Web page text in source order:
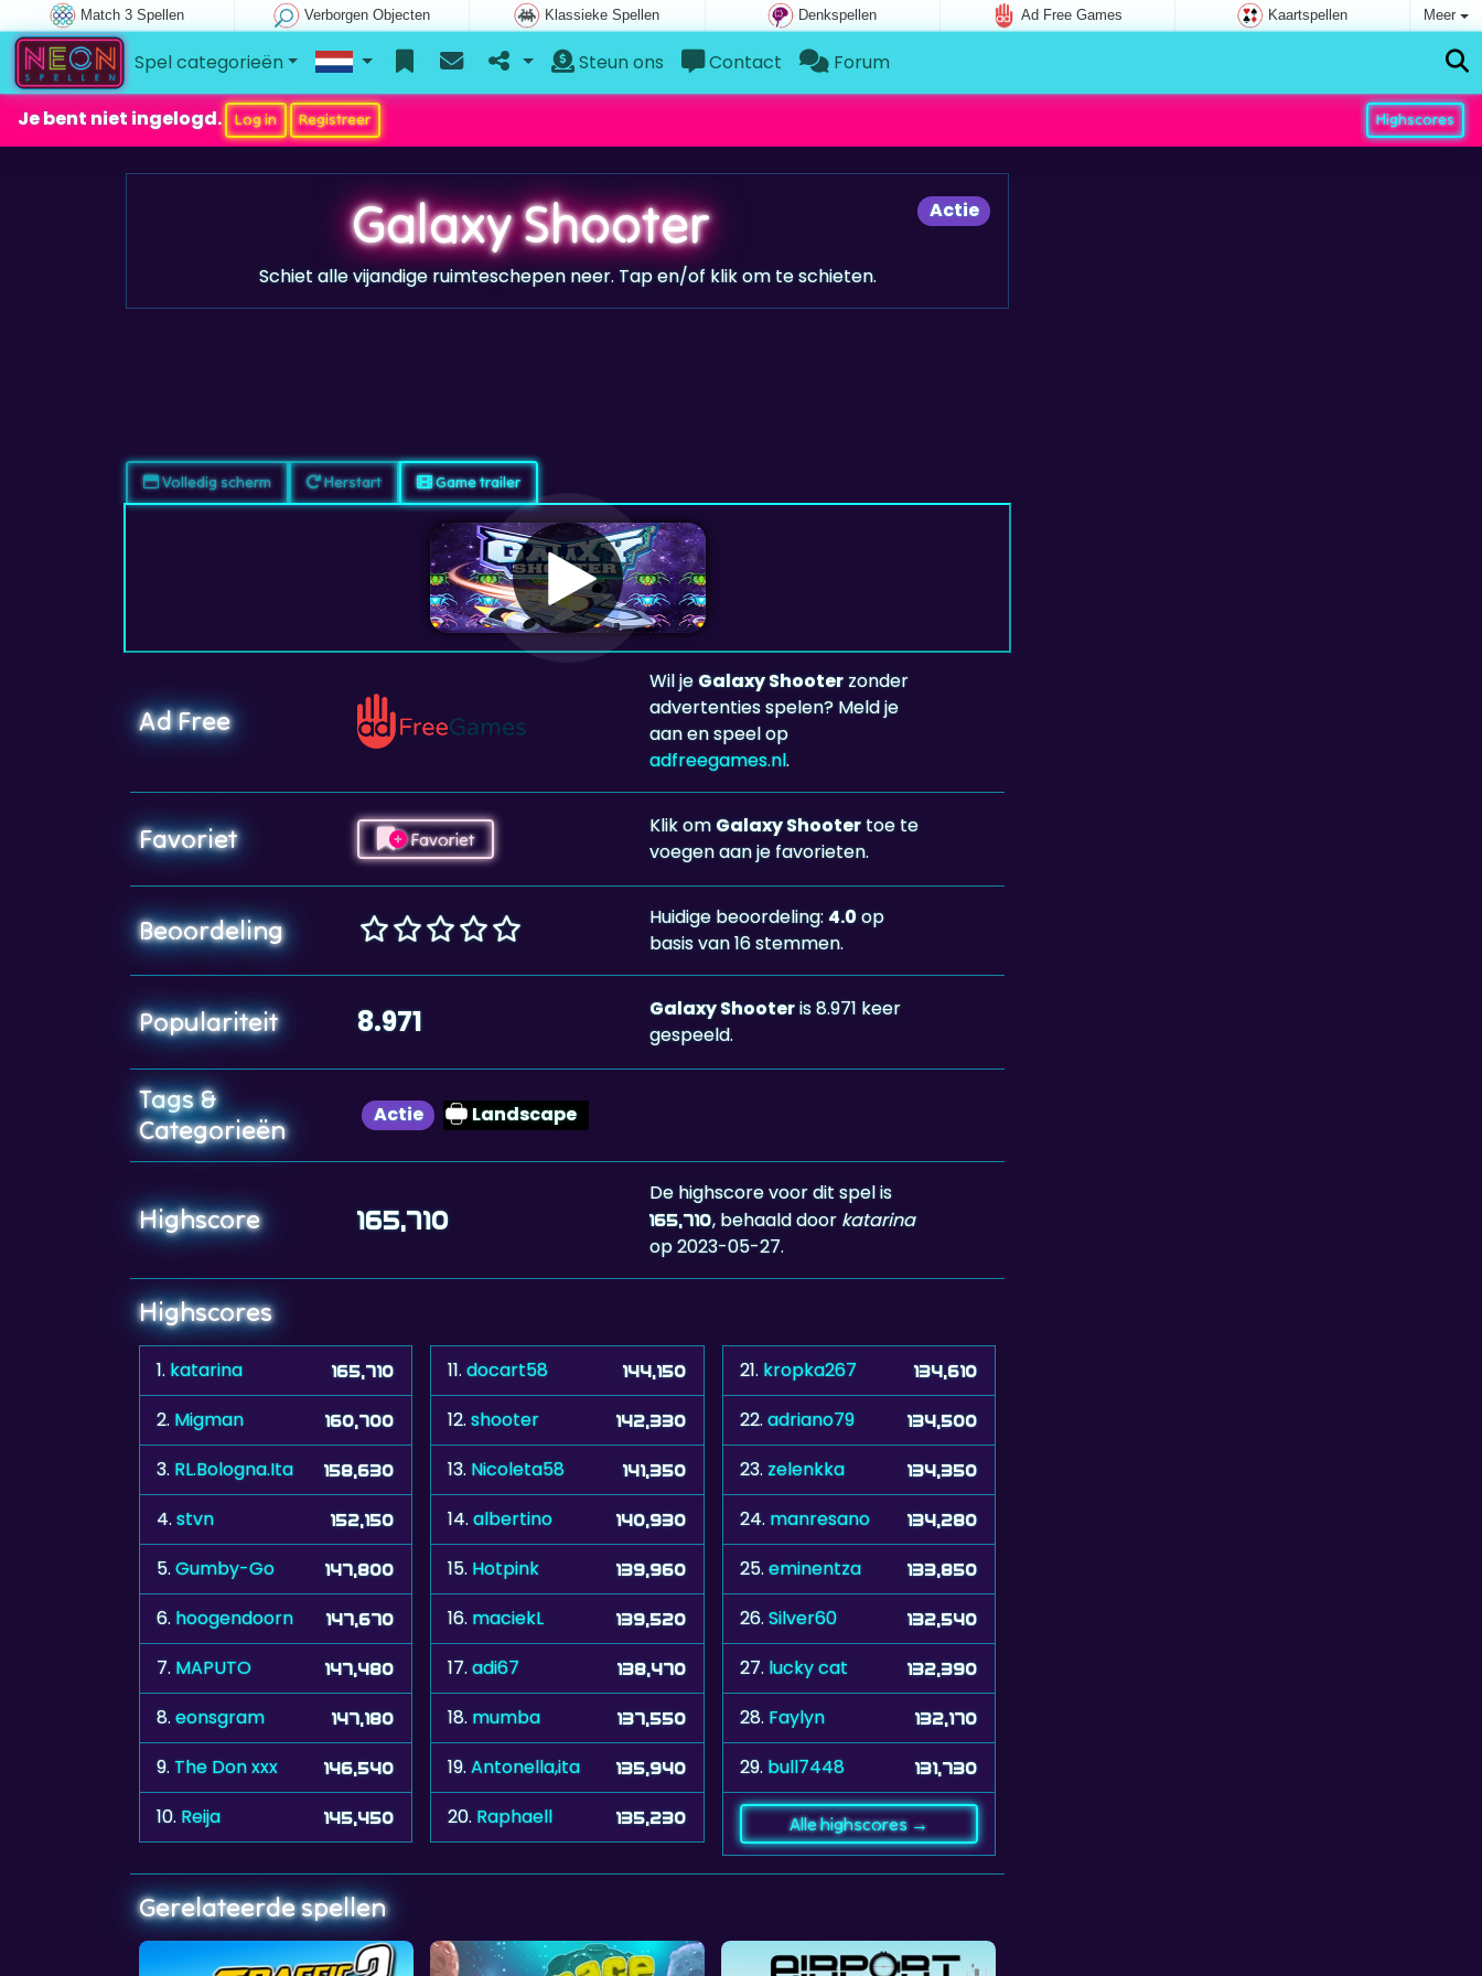
Match 3 Spellen Verborgen Objecten Klassieke Spellen Denkspellen Ad Free Games Kaartspellen Meer
Spel categorieën Steun ons Contact Forum
Je bent niet ingelogd. Log in Registreer Highscores
Actie
Galaxy Shooter
Schiet alle vijandige ruimteschepen neer. Tap en/of klik om te schieten.
Volledig scherm Herstart Game trailer
Ad Free
Wil jeGalaxy Shooterzonder
advertenties spelen? Meld je
aan en speel op
adfreegames.nl.
Favoriet Favoriet
Klik omGalaxy Shootertoe te
voegen aan je favorieten.
Beoordeling Huidige beoordeling:4.0op
basis van 16 stemmen.
Populariteit 8.971 Galaxy Shooteris 8.971 keer
gespeeld.
Tags &
Categorieën
Actie Landscape
Highscore 165,710
De highscore voor dit spel is
165,710, behaald door katarina
op 2023-05-27.
Highscores
1. katarina 165,710
2. Migman 160,700
3. RL.Bologna.Ita 158,630
4.stvn 152,150
5.Gumby-Go 147,800
6. hoogendoorn 147,670
7. MAPUTO 147,480
8.eonsgram 147,180
9. The Don xxx 146,540
10. Reija 145,450
11.docart58 144,150
12.shooter 142,330
13. Nicoleta58 141,350
14.albertino 140,930
15. Hotpink 139,960
16. maciekL 139,520
17.adi67 138,470
18. mumba 137,550
19.Antonella,ita 135,940
20. Raphaell 135,230
21. kropka267 134,610
22.adriano79 134,500
23.zelenkka 134,350
24. manresano 134,280
25.eminentza 133,850
26.Silver60 132,540
27. lucky cat 132,390
28. Faylyn 132,170
29. bull7448 131,730
Alle highscores →
Gerelateerde spellen